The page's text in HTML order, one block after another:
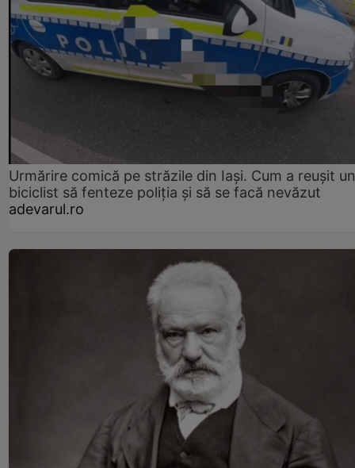
Urmărire comică pe străzile din Iași. Cum a reușit un
biciclist să fenteze poliția și să se facă nevăzut
adevarul.ro